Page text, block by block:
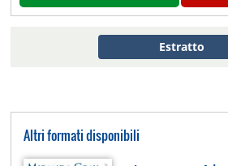
Estratto
Altri formati disponibili